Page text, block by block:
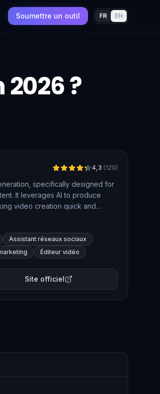
Soumettre un outil FR EN
?
4,3 (120)
specifically designed for
It leverages AI to produce
video creation quick and
Assistant réseaux sociaux
Éditeur vidéo
Site officiel